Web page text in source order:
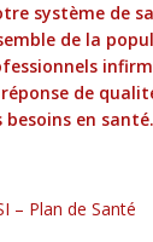
système de
de la
de
en santé.
– Plan de Santé